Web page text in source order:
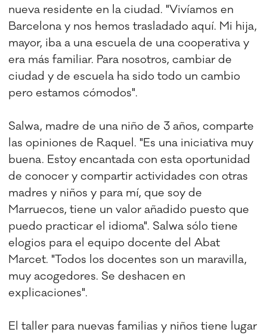
nueva residente en la ciudad. "Vivíamos en
Barcelona y nos hemos trasladado aquí. Mi hija,
mayor, iba a una escuela de una cooperativa y
era más familiar. Para nosotros, cambiar de
ciudad y de escuela ha sido todo un cambio
pero estamos cómodos".
Salwa, madre de una niño de 3 años, comparte
las opiniones de Raquel. "Es una iniciativa muy
buena. Estoy encantada con esta oportunidad
de conocer y compartir actividades con otras
madres y niños y para mí, que soy de
Marruecos, tiene un valor añadido puesto que
puedo practicar el idioma". Salwa sólo tiene
elogios para el equipo docente del Abat
Marcet. "Todos los docentes son un maravilla,
muy acogedores. Se deshacen en
explicaciones".
El taller para nuevas familias y niños tiene lugar